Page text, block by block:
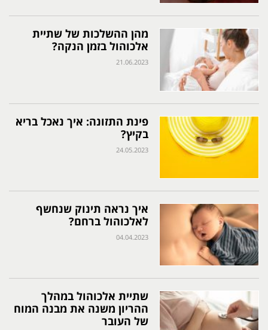
מהן ההשלכות של שתיית
אלכוהול בזמן הנקה?
21.06.2023
פינת התזונה: איך נאכל בריא
בקיץ?
24.05.2023
איך נראה תינוק שנחשף
לאלכוהול ברחם?
04.04.2023
שתיית אלכוהול במהלך
ההריון משנה את מבנה המוח
של העובר